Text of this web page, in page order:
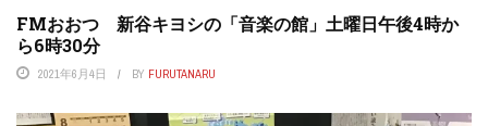
FMおおつ 新谷キヨシの「音楽の館」土曜日午後4時か
ら6時30分
2021年6月4日 BY FURUTANARU